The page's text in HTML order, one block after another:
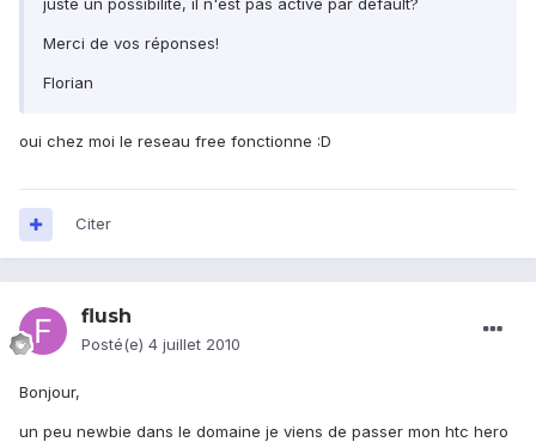
juste un possibilité, il n'est pas activé par default?
Merci de vos réponses!
Florian
oui chez moi le reseau free fonctionne :D
Citer
flush
Posté(e) 4 juillet 2010
Bonjour,
un peu newbie dans le domaine je viens de passer mon htc hero